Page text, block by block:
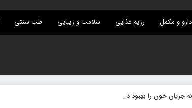
دارو و مکمل رژیم غذایی سلامت و زیبایی طب سنتی